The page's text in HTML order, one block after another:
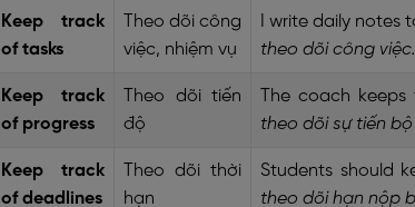
Keep track
of tasks
Theo dõi công
việc, nhiệm vụ
I write daily notes
theo dõi công
Keep track
of progress
Theo dõi tiến
độ
The coach
theo dõi sự tiến
Keep track
of deadlines
Theo dõi thời
hạn
Students should
theo dõi hạn nộp